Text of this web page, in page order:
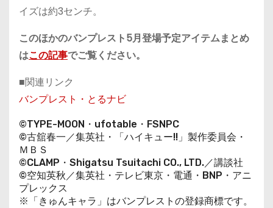
イズは約3センチ。
このほかのバンプレスト5月登場予定アイテムまとめ
はこの記事でご覧ください。
■関連リンク
バンプレスト・とるナビ
©TYPE-MOON・ufotable・FSNPC
©古舘春一／集英社・「ハイキュー!!」製作委員会・
ＭＢＳ
©CLAMP・Shigatsu Tsuitachi CO., LTD.／講談社
©空知英秋／集英社・テレビ東京・電通・BNP・アニ
プレックス
※「きゅんキャラ」はバンプレストの登録商標です。